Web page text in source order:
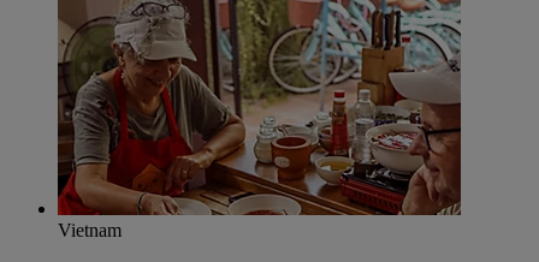
Vietnam